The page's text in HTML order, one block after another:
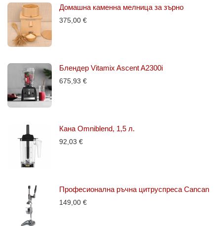
Домашна каменна мелница за зърно
375,00 €
Блендер Vitamix Ascent A2300i
675,93 €
Кана Omniblend, 1,5 л.
92,03 €
Професионална ръчна цитруспреса Cancan
149,00 €